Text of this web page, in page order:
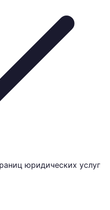
юридических услуг